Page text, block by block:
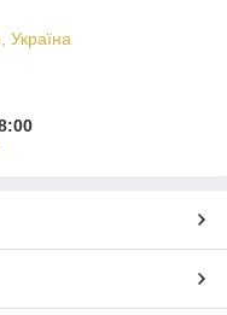
Україна